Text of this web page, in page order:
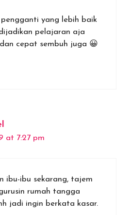
yang lebih baik
pelajaran aja
cepat sembuh juga 😀
at 7:27 pm
ibu-ibu sekarang, tajem
rumah tangga
jadi ingin berkata kasar.